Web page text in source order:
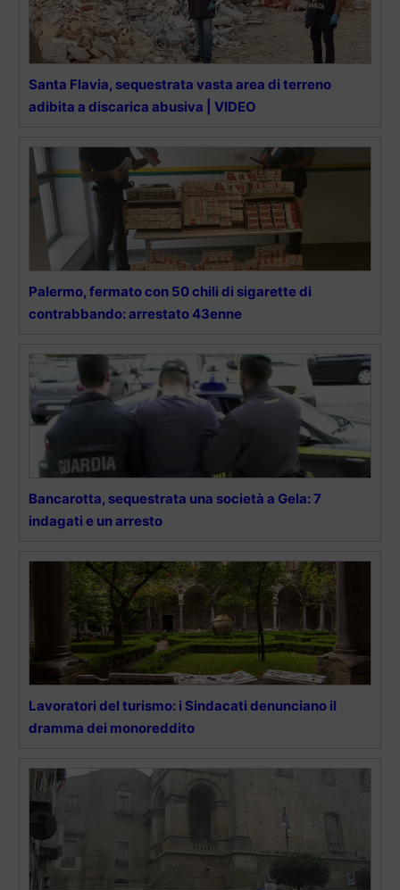
Santa Flavia, sequestrata vasta area di terreno
adibita a discarica abusiva | VIDEO
Palermo, fermato con 50 chili di sigarette di
contrabbando: arrestato 43enne
Bancarotta, sequestrata una società a Gela: 7
indagati e un arresto
Lavoratori del turismo: i Sindacati denunciano il
dramma dei monoreddito